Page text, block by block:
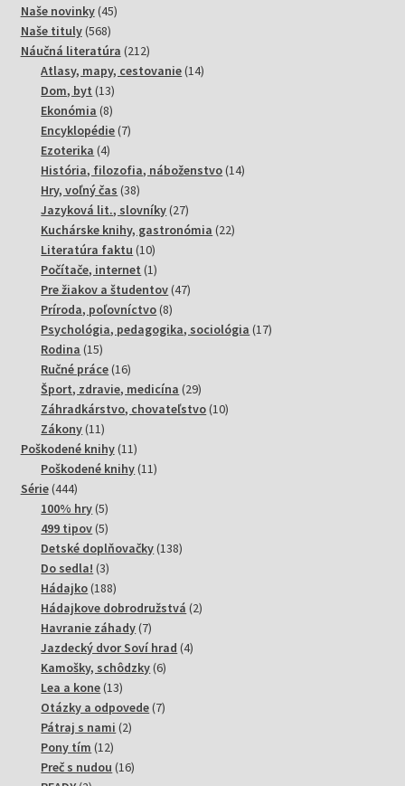
Naše novinky 4545
Naše tituly 568568
produktov
Náučná literatúra 212212
produktov
Atlasy, mapy, cestovanie 1414
Dom, byt 1313
produktov
Ekonómia 88
produktov
Encyklopédie 77
Ezoterika 44
produkty
História, filozofia, náboženstvo 1414
Hry, voľný čas 3838
produktov
Jazyková lit., slovníky 2727
produktov
Kuchárske knihy, gastronómia 2222
Literatúra faktu 1010
produktov
Počítače, internet 11
produkt
Pre žiakov a študentov 4747
Príroda, poľovníctvo 88
produktov
Psychológia, pedagogika, sociológia 1717
Rodina 1515
produktov
Ručné práce 1616
produktov
Šport, zdravie, medicína 2929
produktov
Záhradkárstvo, chovateľstvo 1010
Zákony 1111
produktov
Poškodené knihy 1111
produktov
Poškodené knihy 1111
Série 444444
produktov
100% hry 55
produktov
499 tipov 55
produktov
Detské doplňovačky 138138
Do sedla! 33
produkty
Hádajko 188188
produktov
Hádajkove dobrodružstvá 22
Havranie záhady 77
produktov
Jazdecký dvor Soví hrad 44
Kamošky, schôdzky 66
Lea a kone 1313
produktov
Otázky a odpovede 77
Pátraj s nami 22
Pony tím 1212
produktov
Preč s nudou 1616